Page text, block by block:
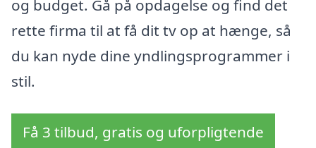
og budget. Gå på opdagelse og find det
rette firma til at få dit tv op at hænge, så
du kan nyde dine yndlingsprogrammer i
stil.
Få 3 tilbud, gratis og uforpligtende